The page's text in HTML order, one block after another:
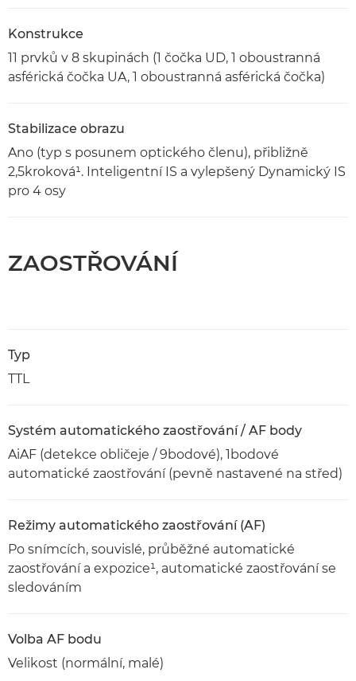
Konstrukce
11 prvků v 8 skupinách (1 čočka UD, 1 oboustranná
asférická čočka UA, 1 oboustranná asférická čočka)
Stabilizace obrazu
Ano (typ s posunem optického členu), přibližně
2,5kroková¹. Inteligentní IS a vylepšený Dynamický IS
pro 4 osy
ZAOSTŘOVÁNÍ
Typ
TTL
Systém automatického zaostřování / AF body
AiAF (detekce obličeje / 9bodové), 1bodové
automatické zaostřování (pevně nastavené na střed)
Režimy automatického zaostřování (AF)
Po snímcích, souvislé, průběžné automatické
zaostřování a expozice¹, automatické zaostřování se
sledováním
Volba AF bodu
Velikost (normální, malé)